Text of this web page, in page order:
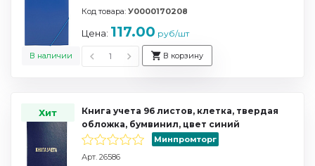
В наличии
Код товара: У0000170208
Цена: 117.00 руб/шт
В корзину
Хит
Книга учета 96 листов, клетка, твердая
обложка, бумвинил, цвет синий
Минпромторг
Арт. 26586